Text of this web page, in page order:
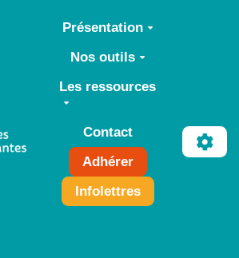
principal
Présentation
Nos outils
Les ressources
Contact
Adhérer
Infolettres